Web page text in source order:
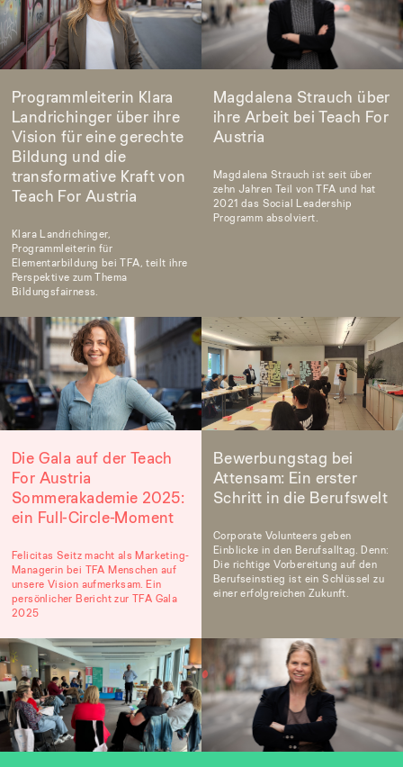
Programmleiterin Klara
Landrichinger über ihre
Vision für eine gerechte
Bildung und die
transformative Kraft von
Teach For Austria
Klara Landrichinger,
Programmleiterin für
Elementarbildung bei TFA, teilt ihre
Perspektive zum Thema
Bildungsfairness.
Magdalena Strauch über
ihre Arbeit bei Teach For
Austria
Magdalena Strauch ist seit über
zehn Jahren Teil von TFA und hat
2021 das Social Leadership
Programm absolviert.
Die Gala auf der Teach
For Austria
Sommerakademie 2025:
ein Full-Circle-Moment
Felicitas Seitz macht als Marketing-
Managerin bei TFA Menschen auf
unsere Vision aufmerksam. Ein
persönlicher Bericht zur TFA Gala
2025
Bewerbungstag bei
Attensam: Ein erster
Schritt in die Berufswelt
Corporate Volunteers geben
Einblicke in den Berufsalltag. Denn:
Die richtige Vorbereitung auf den
Berufseinstieg ist ein Schlüssel zu
einer erfolgreichen Zukunft.